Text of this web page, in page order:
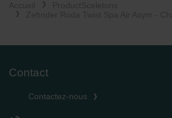
Contact
Contactez-nous